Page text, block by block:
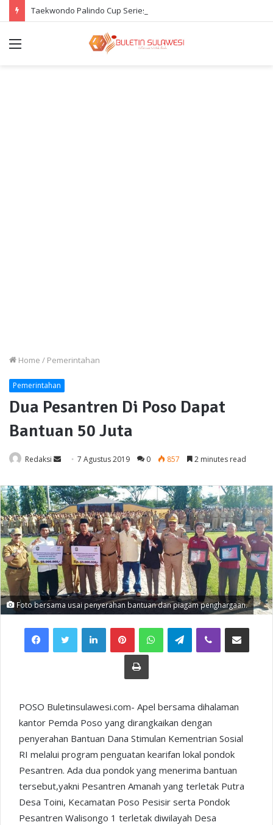
Menu
Home / Pemerintahan
Pemerintahan
Dua Pesantren Di Poso Dapat
Bantuan 50 Juta
Redaksi
Send
email
7 Agustus 2019 0 857 2 minutes read
Foto bersama usai penyerahan bantuan dan piagam penghargaan.
FacebookTwitter LinkedInPinterestWhatsAppTelegramViber Share via Email
Print
POSO Buletinsulawesi.com- Apel bersama dihalaman
kantor Pemda Poso yang dirangkaikan dengan
penyerahan Bantuan Dana Stimulan Kementrian Sosial
RI melalui program penguatan kearifan lokal pondok
Pesantren. Ada dua pondok yang menerima bantuan
tersebut,yakni Pesantren Amanah yang terletak Putra
Desa Toini, Kecamatan Poso Pesisir serta Pondok
Pesantren Walisongo 1 terletak diwilayah Desa